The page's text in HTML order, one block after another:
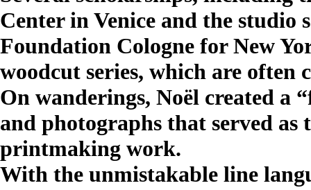
Center in Venice and the
Foundation Cologne for New
woodcut series, which are often
On wanderings, Noël created a
and photographs that served
printmaking work.
With the unmistakable line